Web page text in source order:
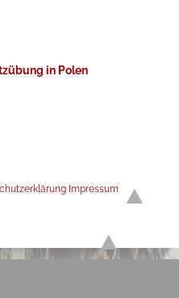
in Polen
Impressum